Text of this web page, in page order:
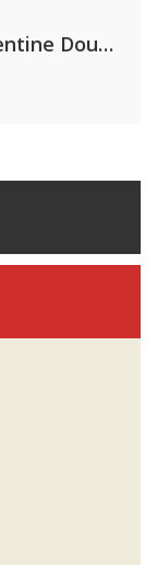
Calvin Harris & Clementine Douglas